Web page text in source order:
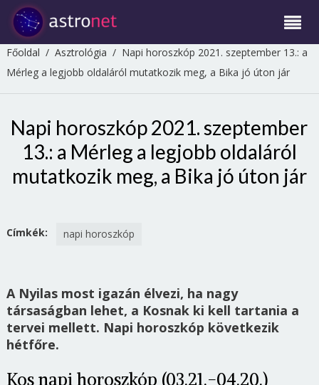
Főoldal / Asztrológia / Napi horoszkóp 2021. szeptember 13.: a
Mérleg a legjobb oldaláról mutatkozik meg, a Bika jó úton jár
Napi horoszkóp 2021. szeptember
13.: a Mérleg a legjobb oldaláról
mutatkozik meg, a Bika jó úton jár
Címkék: napi horoszkóp
A Nyilas most igazán élvezi, ha nagy
társaságban lehet, a Kosnak ki kell tartania a
tervei mellett. Napi horoszkóp következik
hétfőre.
Kos napi horoszkóp (03.21.-04.20.)